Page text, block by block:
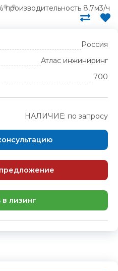
Россия
Атлас инжиниринг
700
НАЛИЧИЕ: по запросу
в лизинг